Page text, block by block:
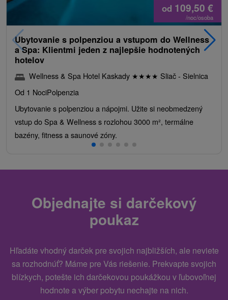
od 109,50 €
/noc/osoba
Ubytovanie s polpenziou a vstupom do Wellness
a Spa: Klientmi jeden z najlepšie hodnotených
hotelov
Wellness & Spa Hotel Kaskady ★★★★ Sliač - Sielnica
Od 1 NociPolpenzia
Ubytovanie s polpenziou a nápojmi. Užite si neobmedzený
vstup do Spa & Wellness s rozlohou 3000 m², termálne
bazény, fitness a saunové zóny.
Objednajte si darčekový
poukaz
Hľadáte vhodný darček pre svojich najbližších, ale neviete
sa rozhodnúť? Máme pre Vás riešenie. Prekvapte svojich
blízkych, potešte ich darčekovou poukážkou v ľubovoľnej
hodnote a výber pobytu nechajte na nich.